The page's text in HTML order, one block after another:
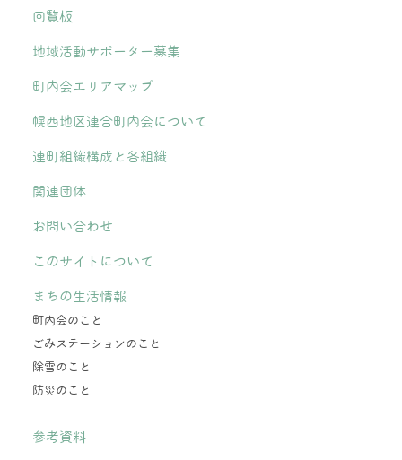
回覧板
地域活動サポーター募集
町内会エリアマップ
幌西地区連合町内会について
連町組織構成と各組織
関連団体
お問い合わせ
このサイトについて
まちの生活情報
町内会のこと
ごみステーションのこと
除雪のこと
防災のこと
参考資料